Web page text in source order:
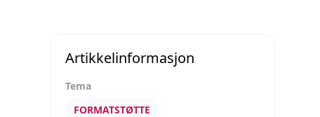
Artikkelinformasjon
Tema
FORMATSTØTTE